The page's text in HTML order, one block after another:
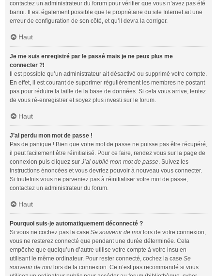
contactez un administrateur du forum pour vérifier que vous n’avez pas été
banni. Il est également possible que le propriétaire du site Internet ait une
erreur de configuration de son côté, et qu’il devra la corriger.
Haut
Je me suis enregistré par le passé mais je ne peux plus me
connecter ?!
Il est possible qu’un administrateur ait désactivé ou supprimé votre compte.
En effet, il est courant de supprimer régulièrement les membres ne postant
pas pour réduire la taille de la base de données. Si cela vous arrive, tentez
de vous ré-enregistrer et soyez plus investi sur le forum.
Haut
J’ai perdu mon mot de passe !
Pas de panique ! Bien que votre mot de passe ne puisse pas être récupéré,
il peut facilement être réinitialisé. Pour ce faire, rendez vous sur la page de
connexion puis cliquez sur J’ai oublié mon mot de passe. Suivez les
instructions énoncées et vous devriez pouvoir à nouveau vous connecter.
Si toutefois vous ne parveniez pas à réinitialiser votre mot de passe,
contactez un administrateur du forum.
Haut
Pourquoi suis-je automatiquement déconnecté ?
Si vous ne cochez pas la case Se souvenir de moi lors de votre connexion,
vous ne resterez connecté que pendant une durée déterminée. Cela
empêche que quelqu’un d’autre utilise votre compte à votre insu en
utilisant le même ordinateur. Pour rester connecté, cochez la case Se
souvenir de moi lors de la connexion. Ce n’est pas recommandé si vous